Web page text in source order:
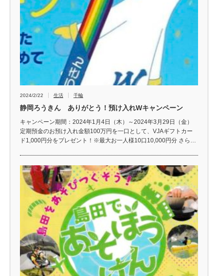
2024/2/22 生活 千輪
静岡ろうきん ありがとう！預け入れWキャンペーン
キャンペーン期間：2024年1月4日（木）～2024年3月29日（金）
定期預金のお預け入れ金額100万円を一口として、VJAギフトカー
ド1,000円分をプレゼント！※最大お一人様10口10,000円分 さら…